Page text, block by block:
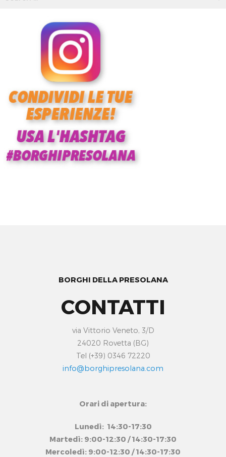
BORGHI DELLA PRESOLANA
CONTATTI
via Vittorio Veneto, 3/D
24020 Rovetta (BG)
Tel (+39) 0346 72220
info@borghipresolana.com
Orari di apertura:
Lunedì: 14:30-17:30
Martedì: 9:00-12:30 / 14:30-17:30
Mercoledì: 9:00-12:30 / 14:30-17:30